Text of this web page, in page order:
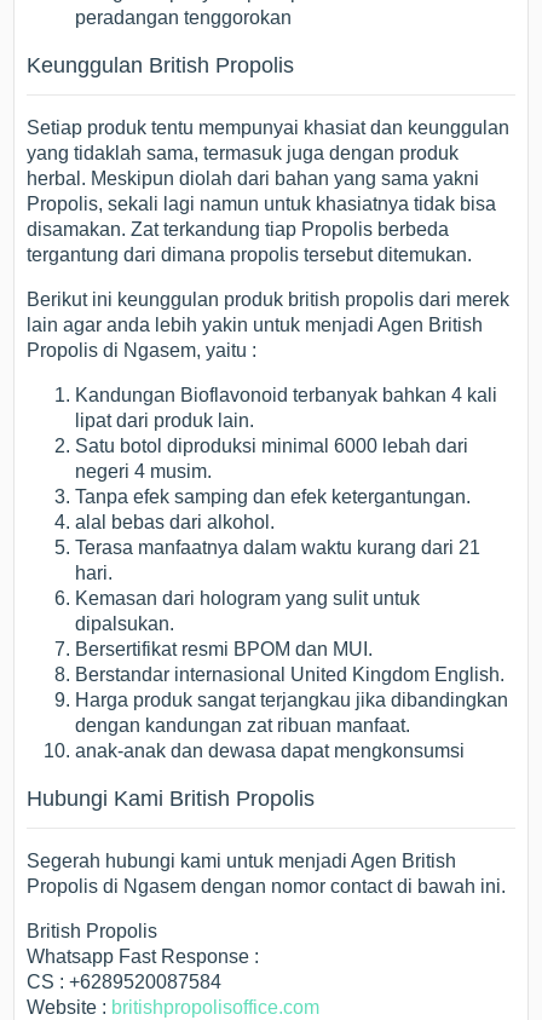
peradangan tenggorokan
Keunggulan British Propolis
Setiap produk tentu mempunyai khasiat dan keunggulan
yang tidaklah sama, termasuk juga dengan produk
herbal. Meskipun diolah dari bahan yang sama yakni
Propolis, sekali lagi namun untuk khasiatnya tidak bisa
disamakan. Zat terkandung tiap Propolis berbeda
tergantung dari dimana propolis tersebut ditemukan.
Berikut ini keunggulan produk british propolis dari merek
lain agar anda lebih yakin untuk menjadi Agen British
Propolis di Ngasem, yaitu :
Kandungan Bioflavonoid terbanyak bahkan 4 kali
lipat dari produk lain.
Satu botol diproduksi minimal 6000 lebah dari
negeri 4 musim.
Tanpa efek samping dan efek ketergantungan.
alal bebas dari alkohol.
Terasa manfaatnya dalam waktu kurang dari 21
hari.
Kemasan dari hologram yang sulit untuk
dipalsukan.
Bersertifikat resmi BPOM dan MUI.
Berstandar internasional United Kingdom English.
Harga produk sangat terjangkau jika dibandingkan
dengan kandungan zat ribuan manfaat.
anak-anak dan dewasa dapat mengkonsumsi
Hubungi Kami British Propolis
Segerah hubungi kami untuk menjadi Agen British
Propolis di Ngasem dengan nomor contact di bawah ini.
British Propolis
Whatsapp Fast Response :
CS : +6289520087584
Website : britishpropolisoffice.com